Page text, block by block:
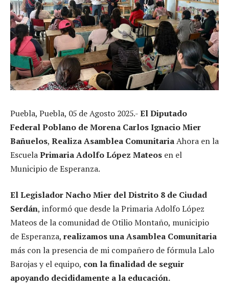
Puebla, Puebla, 05 de Agosto 2025.-El Diputado
Federal Poblano de Morena Carlos Ignacio Mier
Bañuelos, Realiza Asamblea ComunitariaAhora en la
EscuelaPrimaria Adolfo López Mateos en el
Municipio de Esperanza.
El Legislador Nacho Mier del Distrito 8 de Ciudad
Serdán, informó que desde la Primaria Adolfo López
Mateos de la comunidad de Otilio Montaño, municipio
de Esperanza, realizamos una Asamblea Comunitaria
más con la presencia de mi compañero de fórmula Lalo
Barojas y el equipo, con la finalidad de seguir
apoyando decididamente a la educación.